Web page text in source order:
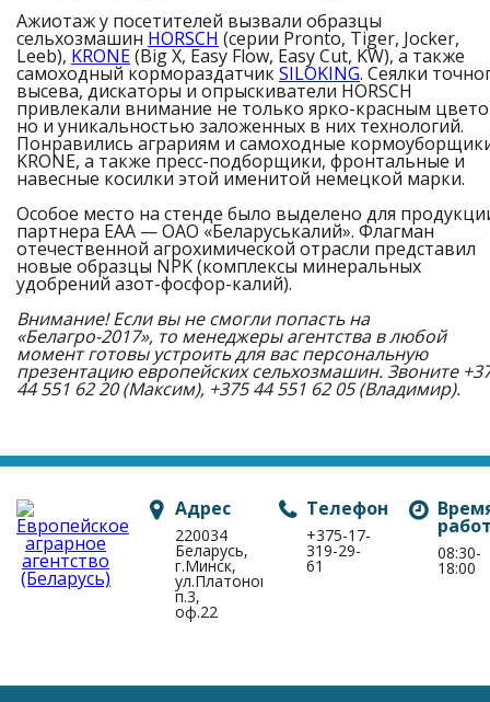
Ажиотаж у посетителей вызвали образцы
сельхозмашин HORSCH (серии Pronto, Tiger, Jocker,
Leeb), KRONE(Big X, Easy Flow, Easy Cut, KW), а также
самоходный кормораздатчикSILOKING. Сеялки
высева, дискаторы и опрыскиватели HORSCH
привлекали внимание не только ярко-красным
но и уникальностью заложенных в них технологий.
Понравились аграриям и самоходные
KRONE, а также пресс-подборщики, фронтальные и
навесные косилки этой именитой немецкой марки.
Особое место на стенде было выделено для
партнера ЕАА — ОАО «Беларуськалий». Флагман
отечественной агрохимической отрасли представил
новые образцы NPK (комплексы минеральных
удобрений азот-фосфор-калий).
Внимание! Если вы не смогли попасть на
«Белагро-2017», то менеджеры агентства в любой
момент готовы устроить для вас персональную
презентацию европейских сельхозмашин. Звоните
44 551 62 20 (Максим), +375 44 551 62 05 (Владимир).
Адрес
220034
Беларусь,
г.Минск,
ул.Платонова,1Б,
п.3,
оф.22
Телефон
+375-17-
319-29-
61
08:30-
18:00